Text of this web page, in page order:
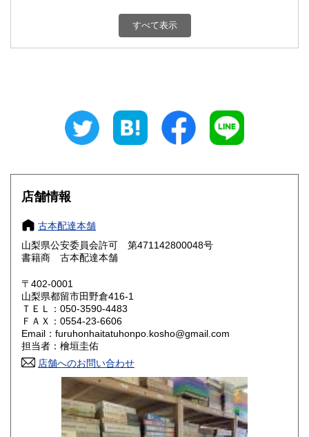
800円 富山県
800円 三重県
大阪府
奈良県
鳥取県 800円 島根県
岡山県
山口県 800円
香川県 800円 愛媛県
高知県 800円
800円 長崎県
800円 大分県
すべて表示
店舗情報
古本配達本舗
山梨県公安委員会許可 第471142800048号
書籍商 古本配達本舗
〒402-0001
山梨県都留市田野倉416-1
ＴＥＬ：050-3590-4483
ＦＡＸ：0554-23-6606
Email：furuhonhaitatuhonpo.kosho@gmail.com
担当者：檜垣圭佑
店舗へのお問い合わせ